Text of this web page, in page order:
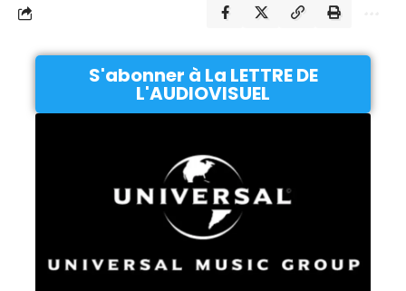
S'abonner à La LETTRE DE
L'AUDIOVISUEL